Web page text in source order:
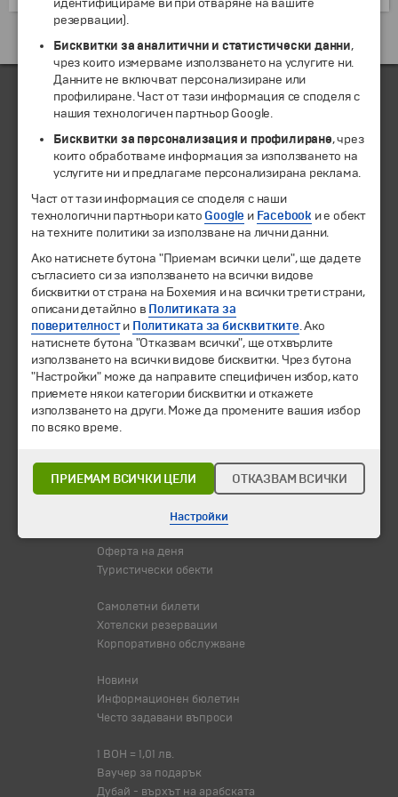
© 1994-2026 Бохемия ООД.Всички права запазени.
Екскурзии и почивки
Направления
Всички програми от А до Я
Горещи оферти
Потвърдени дати
Оферта на деня
Туристически обекти
Самолетни билети
Хотелски резервации
Корпоративно обслужване
Новини
Информационен бюлетин
Често задавани въпроси
1 BOH = 1,01 лв.
Ваучер за подарък
Дубай - върхът на арабската
идентифицираме ви при отваряне на вашите
резервации).
Бисквитки за аналитични и статистически данни,
чрез които измерваме използването на услугите ни.
Данните не включват персонализиране или
профилиране. Част от тази информация се споделя с
нашия технологичен партньор Google.
Бисквитки за персонализация и профилиране, чрез
които обработваме информация за използването на
услугите ни и предлагаме персонализирана реклама.
Част от тази информация се споделя с наши
технологични партньори като Google и Facebook и е обект
на техните политики за използване на лични данни.
Ако натиснете бутона "Приемам всички цели", ще дадете
съгласието си за използването на всички видове
бисквитки от страна на Бохемия и на всички трети страни,
описани детайлно в Политиката за
поверителности Политиката за бисквитките. Ако
натиснете бутона "Отказвам всички", ще отхвърлите
използването на всички видове бисквитки. Чрез бутона
"Настройки" може да направите специфичен избор, като
приемете някои категории бисквитки и откажете
използването на други. Може да промените вашия избор
по всяко време.
ПРИЕМАМ ВСИЧКИ ЦЕЛИ ОТКАЗВАМ ВСИЧКИ
Настройки